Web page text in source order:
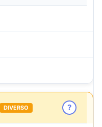
DIVERSO ?